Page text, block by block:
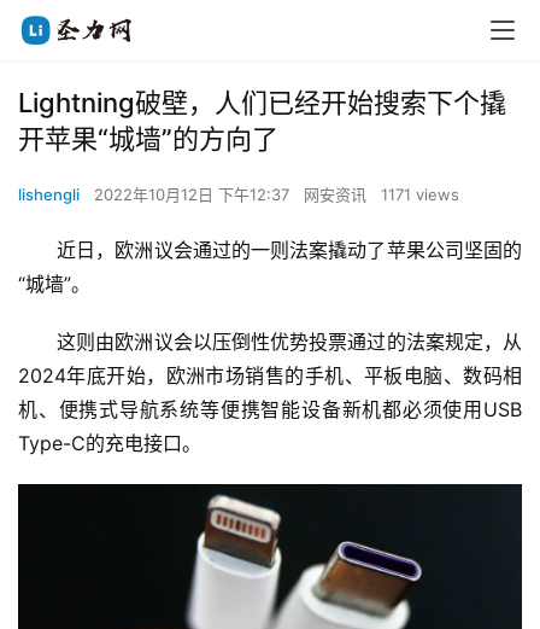
Lightning破壁，人们已经开始搜索下个撬
开苹果“城墙”的方向了
lishengli 2022年10月12日 下午12:37 网安资讯 1171 views
近日，欧洲议会通过的一则法案撬动了苹果公司坚固的
“城墙”。
这则由欧洲议会以压倒性优势投票通过的法案规定，从
2024年底开始，欧洲市场销售的手机、平板电脑、数码相
机、便携式导航系统等便携智能设备新机都必须使用USB
Type-C的充电接口。